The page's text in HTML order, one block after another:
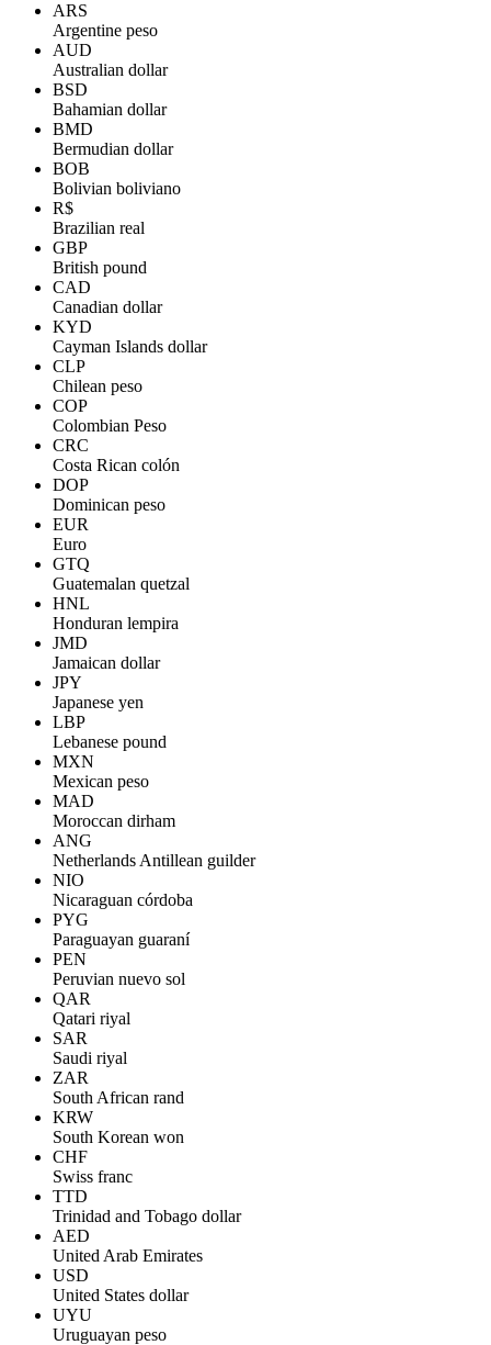
ARS
Argentine peso
AUD
Australian dollar
BSD
Bahamian dollar
BMD
Bermudian dollar
BOB
Bolivian boliviano
R$
Brazilian real
GBP
British pound
CAD
Canadian dollar
KYD
Cayman Islands dollar
CLP
Chilean peso
COP
Colombian Peso
CRC
Costa Rican colón
DOP
Dominican peso
EUR
Euro
GTQ
Guatemalan quetzal
HNL
Honduran lempira
JMD
Jamaican dollar
JPY
Japanese yen
LBP
Lebanese pound
MXN
Mexican peso
MAD
Moroccan dirham
ANG
Netherlands Antillean guilder
NIO
Nicaraguan córdoba
PYG
Paraguayan guaraní
PEN
Peruvian nuevo sol
QAR
Qatari riyal
SAR
Saudi riyal
ZAR
South African rand
KRW
South Korean won
CHF
Swiss franc
TTD
Trinidad and Tobago dollar
AED
United Arab Emirates
USD
United States dollar
UYU
Uruguayan peso